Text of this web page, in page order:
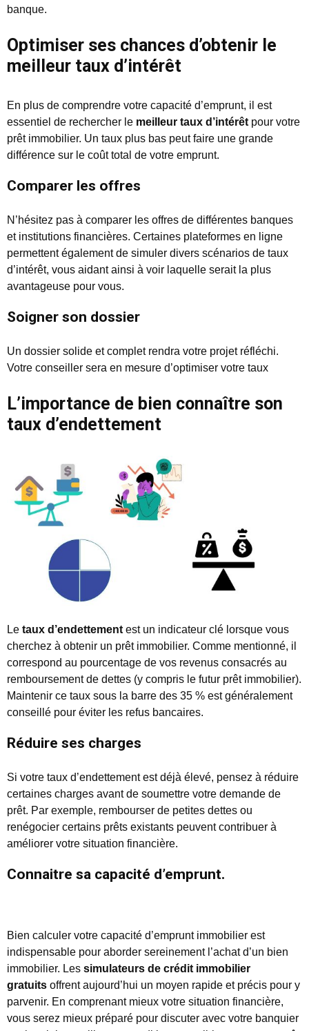
banque.
Optimiser ses chances d’obtenir le
meilleur taux d’intérêt
En plus de comprendre votre capacité d’emprunt, il est
essentiel de rechercher le meilleur taux d’intérêt pour votre
prêt immobilier. Un taux plus bas peut faire une grande
différence sur le coût total de votre emprunt.
Comparer les offres
N’hésitez pas à comparer les offres de différentes banques
et institutions financières. Certaines plateformes en ligne
permettent également de simuler divers scénarios de taux
d’intérêt, vous aidant ainsi à voir laquelle serait la plus
avantageuse pour vous.
Soigner son dossier
Un dossier solide et complet rendra votre projet réfléchi.
Votre conseiller sera en mesure d’optimiser votre taux
L’importance de bien connaître son
taux d’endettement
Le taux d’endettement est un indicateur clé lorsque vous
cherchez à obtenir un prêt immobilier. Comme mentionné, il
correspond au pourcentage de vos revenus consacrés au
remboursement de dettes (y compris le futur prêt immobilier).
Maintenir ce taux sous la barre des 35 % est généralement
conseillé pour éviter les refus bancaires.
Réduire ses charges
Si votre taux d’endettement est déjà élevé, pensez à réduire
certaines charges avant de soumettre votre demande de
prêt. Par exemple, rembourser de petites dettes ou
renégocier certains prêts existants peuvent contribuer à
améliorer votre situation financière.
Connaitre sa capacité d’emprunt.
Bien calculer votre capacité d’emprunt immobilier est
indispensable pour aborder sereinement l’achat d’un bien
immobilier. Les simulateurs de crédit immobilier
gratuits offrent aujourd’hui un moyen rapide et précis pour y
parvenir. En comprenant mieux votre situation financière,
vous serez mieux préparé pour discuter avec votre banquier